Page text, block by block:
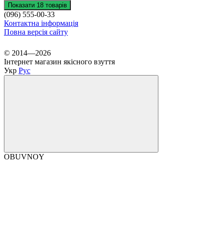
Показати 18 товарів
(096) 555-00-33
Контактна інформація
Повна версія сайту
© 2014—2026
Інтернет магазин якісного взуття
Укр Рус
OBUVNOY